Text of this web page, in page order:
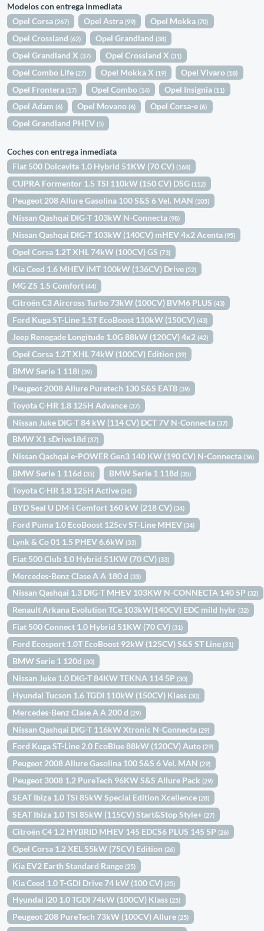
Modelos con entrega inmediata
Opel Corsa(267) Opel Astra(99) Opel Mokka(70)
Opel Crossland(62) Opel Grandland(38)
Opel Grandland X(37) Opel Crossland X(31)
Opel Combo Life(27) Opel Mokka X(19) Opel Vivaro(18)
Opel Frontera(17) Opel Combo(14) Opel Insignia(11)
Opel Adam(6) Opel Movano(6) Opel Corsa-e(6)
Opel Grandland PHEV(5)
Coches con entrega inmediata
Fiat 500 Dolcevita 1.0 Hybrid 51KW (70 CV)(168)
CUPRA Formentor 1.5 TSI 110kW (150 CV) DSG(112)
Peugeot 208 Allure Gasolina 100 S&S 6 Vel. MAN(105)
Nissan Qashqai DIG-T 103kW N-Connecta(98)
Nissan Qashqai DIG-T 103kW (140CV) mHEV 4x2 Acenta(95)
Opel Corsa 1.2T XHL 74kW (100CV) GS(73)
Kia Ceed 1.6 MHEV iMT 100kW (136CV) Drive(52)
MG ZS 1.5 Comfort(44)
Citroën C3 Aircross Turbo 73kW (100CV) BVM6 PLUS(43)
Ford Kuga ST-Line 1.5T EcoBoost 110kW (150CV)(43)
Jeep Renegade Longitude 1.0G 88kW (120CV) 4x2(42)
Opel Corsa 1.2T XHL 74kW (100CV) Edition(39)
BMW Serie 1 118i(39)
Peugeot 2008 Allure Puretech 130 S&S EAT8(39)
Toyota C-HR 1.8 125H Advance(37)
Nissan Juke DIG-T 84 kW (114 CV) DCT 7V N-Connecta(37)
BMW X1 sDrive18d(37)
Nissan Qashqai e-POWER Gen3 140 KW (190 CV) N-Connecta(36)
BMW Serie 1 116d(35) BMW Serie 1 118d(35)
Toyota C-HR 1.8 125H Active(34)
BYD Seal U DM-i Comfort 160 kW (218 CV)(34)
Ford Puma 1.0 EcoBoost 125cv ST-Line MHEV(34)
Lynk & Co 01 1.5 PHEV 6.6kW(33)
Fiat 500 Club 1.0 Hybrid 51KW (70 CV)(33)
Mercedes-Benz Clase A A 180 d(33)
Nissan Qashqai 1.3 DIG-T MHEV 103KW N-CONNECTA 140 5P(32)
Renault Arkana Evolution TCe 103kW(140CV) EDC mild hybr(32)
Fiat 500 Connect 1.0 Hybrid 51KW (70 CV)(31)
Ford Ecosport 1.0T EcoBoost 92kW (125CV) S&S ST Line(31)
BMW Serie 1 120d(30)
Nissan Juke 1.0 DIG-T 84KW TEKNA 114 5P(30)
Hyundai Tucson 1.6 TGDI 110kW (150CV) Klass(30)
Mercedes-Benz Clase A A 200 d(29)
Nissan Qashqai DIG-T 116kW Xtronic N-Connecta(29)
Ford Kuga ST-Line 2.0 EcoBlue 88kW (120CV) Auto(29)
Peugeot 2008 Allure Gasolina 100 S&S 6 Vel. MAN(29)
Peugeot 3008 1.2 PureTech 96KW S&S Allure Pack(29)
SEAT Ibiza 1.0 TSI 85kW Special Edition Xcellence(28)
SEAT Ibiza 1.0 TSI 85kW (115CV) Start&Stop Style+(27)
Citroën C4 1.2 HYBRID MHEV 145 EDCS6 PLUS 145 5P(26)
Opel Corsa 1.2 XEL 55kW (75CV) Edition(26)
Kia EV2 Earth Standard Range(25)
Kia Ceed 1.0 T-GDI Drive 74 kW (100 CV)(25)
Hyundai i20 1.0 TGDI 74kW (100CV) Klass(25)
Peugeot 208 PureTech 73kW (100CV) Allure(25)